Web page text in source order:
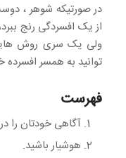
در صورتیکه شوهر ،
از یک افسردگی رنج
ولی یک سری روش هایی
توانید به همسر
فهرست
آگاهی خودتان را
هوشیار باشید.